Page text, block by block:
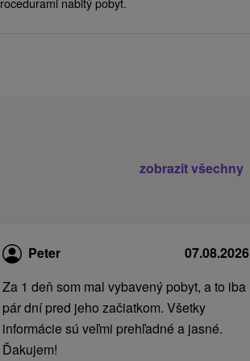
zobrazit všechny
Peter
07.08.2026
Za 1 deň som mal vybavený pobyt, a to iba
pár dní pred jeho začiatkom. Všetky
informácie sú veľmi prehľadné a jasné.
Ďakujem!